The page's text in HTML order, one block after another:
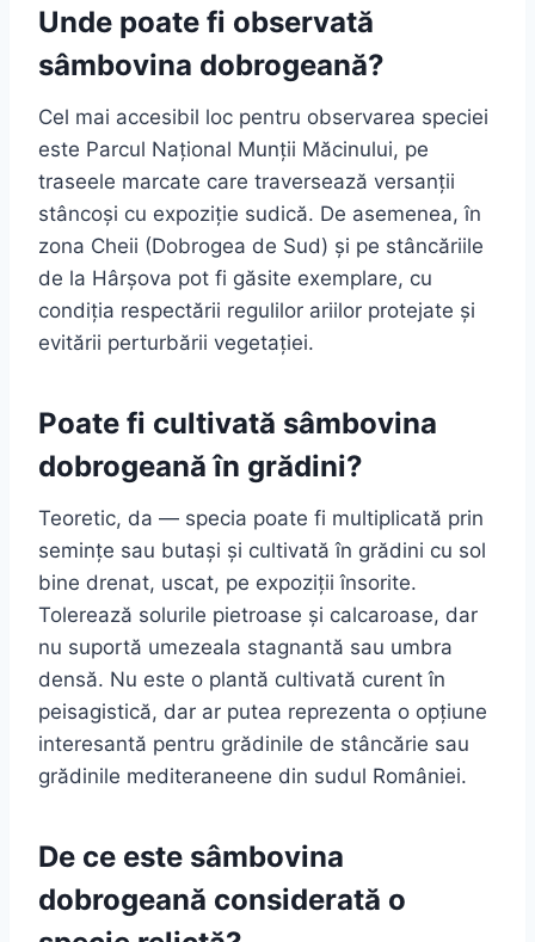
Unde poate fi observată
sâmbovina dobrogeană?
Cel mai accesibil loc pentru observarea speciei
este Parcul Național Munții Măcinului, pe
traseele marcate care traversează versanții
stâncoși cu expoziție sudică. De asemenea, în
zona Cheii (Dobrogea de Sud) și pe stâncăriile
de la Hârșova pot fi găsite exemplare, cu
condiția respectării regulilor ariilor protejate și
evitării perturbării vegetației.
Poate fi cultivată sâmbovina
dobrogeană în grădini?
Teoretic, da — specia poate fi multiplicată prin
semințe sau butași și cultivată în grădini cu sol
bine drenat, uscat, pe expoziții însorite.
Tolerează solurile pietroase și calcaroase, dar
nu suportă umezeala stagnantă sau umbra
densă. Nu este o plantă cultivată curent în
peisagistică, dar ar putea reprezenta o opțiune
interesantă pentru grădinile de stâncărie sau
grădinile mediteraneene din sudul României.
De ce este sâmbovina
dobrogeană considerată o